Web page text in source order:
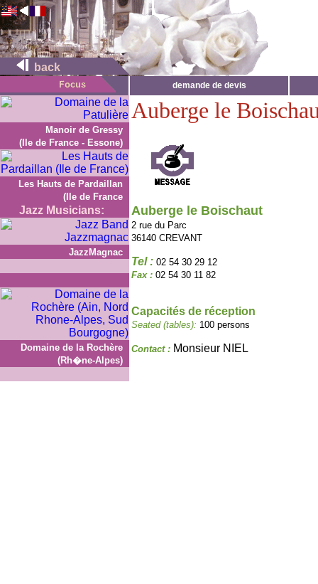
back
demande de devis
Manoir de Gressy
(Ile de France - Essone)
Les Hauts de Pardaillan
(Ile de France
Jazz Musicians:
JazzMagnac
Domaine de la Rochère
(Rh�ne-Alpes)
Auberge le
Auberge le Boischaut
2 rue du Parc
36140 CREVANT
Tel : 02 54 30 29 12
Fax : 02 54 30 11 82
Capacités de réception
Seated (tables): 100 persons
Contact : Monsieur NIEL